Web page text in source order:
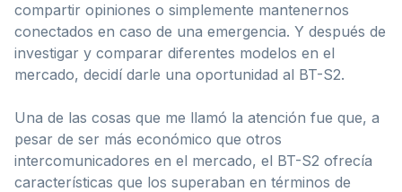
compartir opiniones o simplemente mantenernos
conectados en caso de una emergencia. Y después de
investigar y comparar diferentes modelos en el
mercado, decidí darle una oportunidad al BT-S2.
Una de las cosas que me llamó la atención fue que, a
pesar de ser más económico que otros
intercomunicadores en el mercado, el BT-S2 ofrecía
características que los superaban en términos de